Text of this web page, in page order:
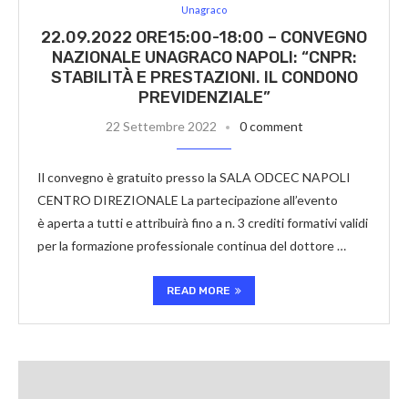
Unagraco
22.09.2022 ORE15:00-18:00 – CONVEGNO
NAZIONALE UNAGRACO NAPOLI: “CNPR:
STABILITÀ E PRESTAZIONI. IL CONDONO
PREVIDENZIALE”
22 Settembre 2022 0 comment
Il convegno è gratuito presso la SALA ODCEC NAPOLI
CENTRO DIREZIONALE La partecipazione all’evento
è aperta a tutti e attribuirà fino a n. 3 crediti formativi validi
per la formazione professionale continua del dottore …
READ MORE